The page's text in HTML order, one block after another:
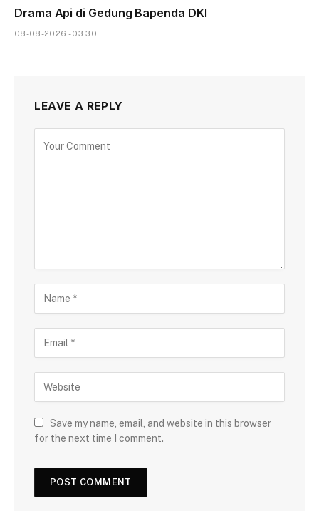
Drama Api di Gedung Bapenda DKI
08-08-2026 - 03.30
LEAVE A REPLY
Save my name, email, and website in this browser
for the next time I comment.